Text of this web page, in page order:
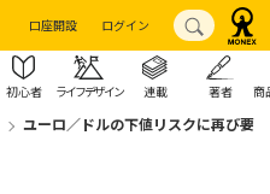
口座開設 ログイン
初心者 ライフデザイン 連載 著者 商
ユーロ／ドルの下値リスクに再び要